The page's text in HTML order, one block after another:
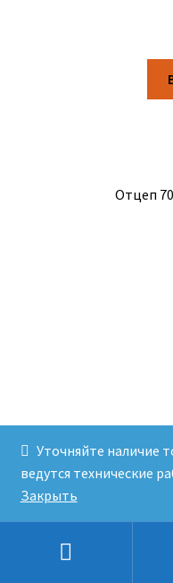
Отцеп
Уточняйте наличие
ведутся технические
Закрыть